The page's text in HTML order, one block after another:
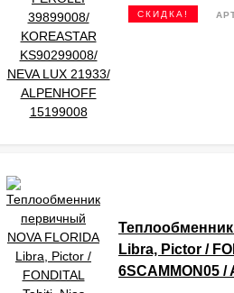
СКИДКА!
Libra, Pictor /
6SCAMMON05 /